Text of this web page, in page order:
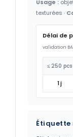
Usage :
texturées ·
Délai de
validation
≤ 250 pcs
1 j
Étiquette